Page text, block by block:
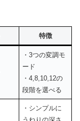
特徴
・3つの変調モ
ード
・4,8,10,12の
段階を選べる
・シンプルに